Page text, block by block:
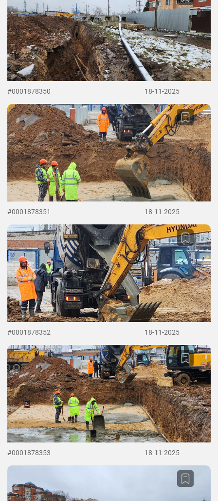
#0001878350 18-11-2025
#0001878351 18-11-2025
#0001878352 18-11-2025
#0001878353 18-11-2025